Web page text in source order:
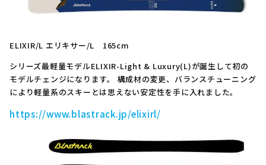
ELIXIR/L エリキサー/L 165cm
シリーズ最軽量モデルELIXIR-Light & Luxury(L)が誕生して初の
モデルチェンジになります。 構成材の変更、バランスチューニング
により軽量系のスキーとは思えない安定性を手に入れました。
https://www.blastrack.jp/elixirl/